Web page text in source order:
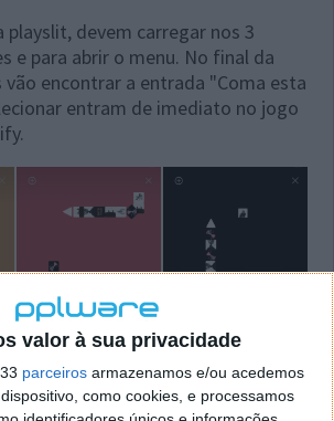
valor à sua privacidade
parceiros armazenamos e/ou acedemos
como cookies, e processamos
playslit, devem carregar nos 3
e para abrir o menu. No final da
encontrar a entrada "Coma esta
entram de imediato no jogo